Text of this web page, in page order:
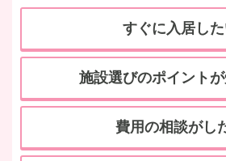
すぐに入居し
施設選びのポイント
費用の相談がし